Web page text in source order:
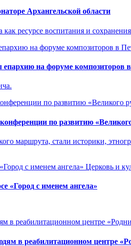
Архангельской области
как ресурсе воспитания и
епархию на форуме композиторов
по развитию «Великого
маршрута, стали историки,
Церковь и
«Город с именем ангела»
в реабилитационном центре